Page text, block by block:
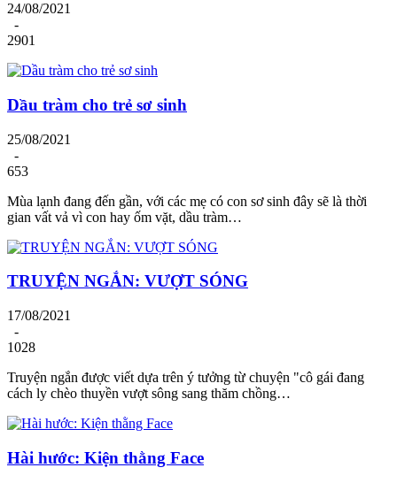
24/08/2021
-
2901
Dầu tràm cho trẻ sơ sinh
25/08/2021
-
653
Mùa lạnh đang đến gần, với các mẹ có con sơ sinh đây sẽ là thời
gian vất vả vì con hay ốm vặt, dầu tràm…
TRUYỆN NGẮN: VƯỢT SÓNG
17/08/2021
-
1028
Truyện ngắn được viết dựa trên ý tưởng từ chuyện "cô gái đang
cách ly chèo thuyền vượt sông sang thăm chồng…
Hài hước: Kiện thằng Face